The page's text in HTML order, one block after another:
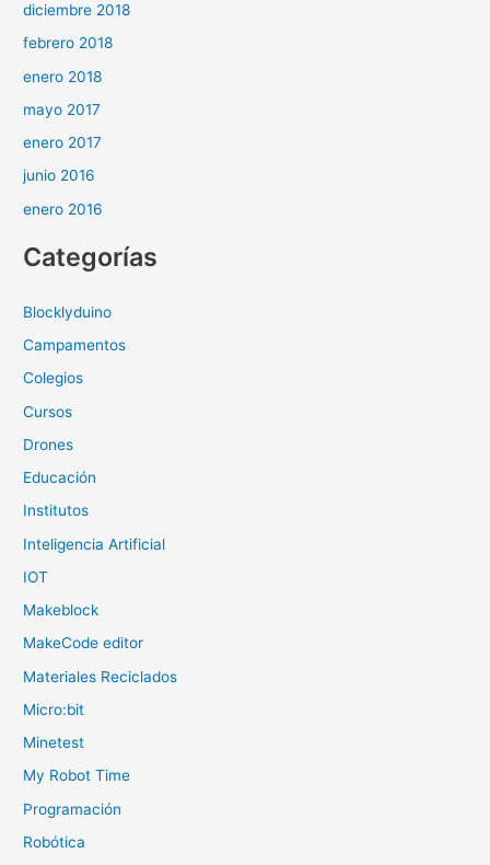
diciembre 2018
febrero 2018
enero 2018
mayo 2017
enero 2017
junio 2016
enero 2016
Categorías
Blocklyduino
Campamentos
Colegios
Cursos
Drones
Educación
Institutos
Inteligencia Artificial
IOT
Makeblock
MakeCode editor
Materiales Reciclados
Micro:bit
Minetest
My Robot Time
Programación
Robótica